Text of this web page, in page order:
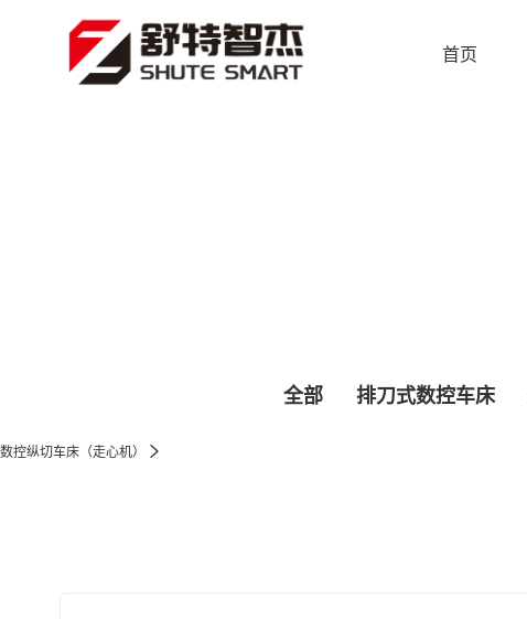
首页
全部 排刀式数控车床
数控纵切车床（走心机）